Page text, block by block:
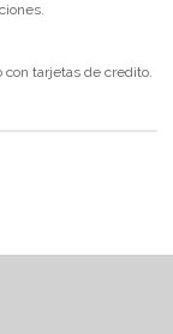
tarjetas de credito.